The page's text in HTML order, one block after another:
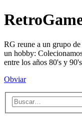
RG reune a un grupo
un hobby:
entre los años 80's y
Obviar